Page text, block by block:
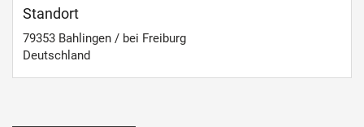
Standort
79353 Bahlingen / bei Freiburg
Deutschland